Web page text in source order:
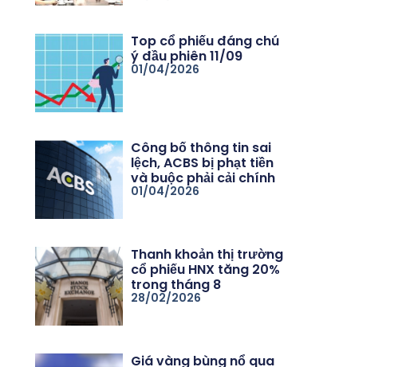
Top cổ phiếu đáng chú
ý đầu phiên 11/09
01/04/2026
Công bố thông tin sai
lệch, ACBS bị phạt tiền
và buộc phải cải chính
01/04/2026
Thanh khoản thị trường
cổ phiếu HNX tăng 20%
trong tháng 8
28/02/2026
Giá vàng bùng nổ qua